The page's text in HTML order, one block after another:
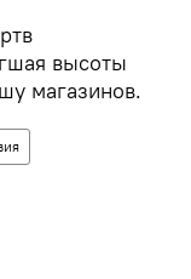
высоты
магазинов.